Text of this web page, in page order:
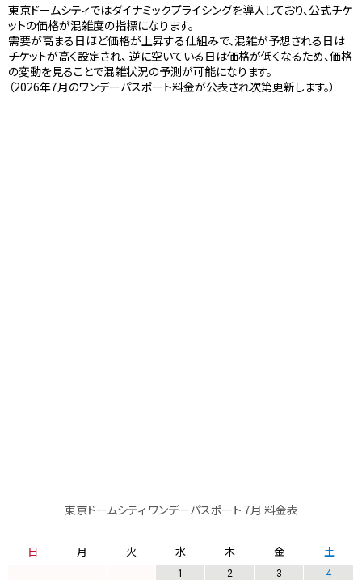
東京ドームシティではダイナミックプライシングを導入しており、公式チケ
ットの価格が混雑度の指標になります。
需要が高まる日ほど価格が上昇する仕組みで、混雑が予想される日は
チケットが高く設定され、 逆に空いている日は価格が低くなるため、価格
の変動を見ることで混雑状況の予測が可能になります。
（2026年7月のワンデーパスポート料金が公表され次第更新します。）
東京ドームシティ ワンデーパスポート 7月 料金表
日 月 火 水 木 金 土
1
2
3
4